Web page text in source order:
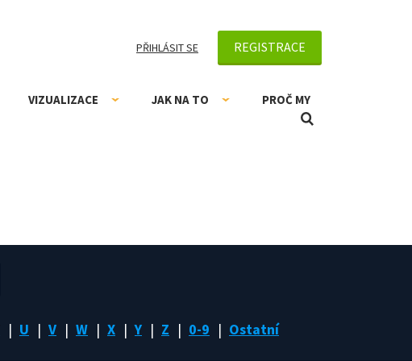
PŘIHLÁSIT SE REGISTRACE
VIZUALIZACE JAK NA TO PROČ MY
U V W X Y Z 0-9 Ostatní